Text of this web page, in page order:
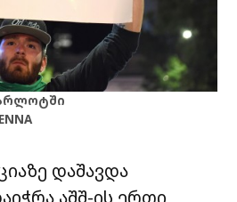
დაშავდა
აშშ-ის ერთი